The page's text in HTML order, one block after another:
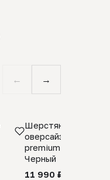
← →
Шерстяной свитер
оверсайз 100%
premium merino
Черный
11 990 ₽